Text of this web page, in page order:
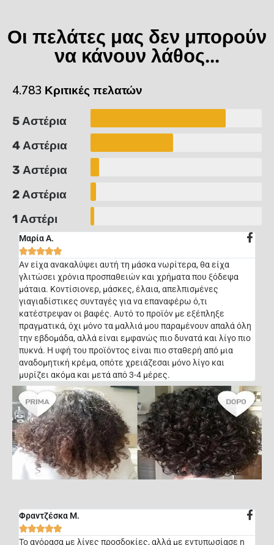
Οι πελάτες μας δεν μπορούν
να κάνουν λάθος...
4.783 Κριτικές πελατών
5 Αστέρια
4 Αστέρια
3 Αστέρια
2 Αστέρια
1 Αστέρι
Μαρία Α.

Αν είχα ανακαλύψει αυτή τη μάσκα νωρίτερα, θα είχα
γλιτώσει χρόνια προσπαθειών και χρήματα που ξόδεψα
μάταια. Κοντίσιονερ, μάσκες, έλαια, απελπισμένες
γιαγιαδίστικες συνταγές για να επαναφέρω ό,τι
κατέστρεψαν οι βαφές. Αυτό το προϊόν με εξέπληξε
πραγματικά, όχι μόνο τα μαλλιά μου παραμένουν απαλά όλη
την εβδομάδα, αλλά είναι εμφανώς πιο δυνατά και λίγο πιο
πυκνά. Η υφή του προϊόντος είναι πιο σταθερή από μια
αναδομητική κρέμα, οπότε χρειάζεσαι μόνο λίγο και
μυρίζει ακόμα και μετά από 3-4 μέρες.
Φραντζέσκα Μ.

Το αγόρασα με λίγες προσδοκίες, αλλά με εντυπωσίασε η